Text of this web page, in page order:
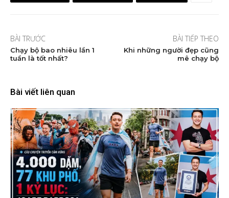
BÀI TRƯỚC
Chạy bộ bao nhiêu lần 1
tuần là tốt nhất?
BÀI TIẾP THEO
Khi những người đẹp cũng
mê chạy bộ
Bài viết liên quan